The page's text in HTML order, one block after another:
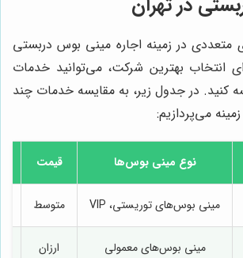
متعددی در زمینه اجاره مینی بوس دربستی
انتخاب بهترین شرکت، می‌توانید خدمات
کنید. در جدول زیر، به مقایسه خدمات چند
می‌پردازیم:
نوع مینی بوس‌ها قیمت
مینی بوس‌های توریستی، VIP متوسط
مینی بوس‌های معمولی ارزان